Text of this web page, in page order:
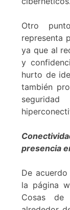
Otro
representa
ya que al
y
hurto de
también
presencia
De
la página
Cosas de